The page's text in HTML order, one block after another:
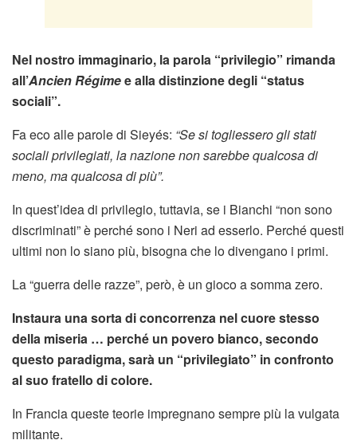
Nel nostro immaginario, la parola “privilegio” rimanda
all’Ancien Régimee alla distinzione degli “status
sociali”.
Fa eco alle parole di Sieyés: “Se si togliessero gli stati
sociali privilegiati, la nazione non sarebbe qualcosa di
meno, ma qualcosa di più”.
In quest’idea di privilegio, tuttavia, se i Bianchi “non sono
discriminati” è perché sono i Neri ad esserlo. Perché questi
ultimi non lo siano più, bisogna che lo divengano i primi.
La “guerra delle razze”, però, è un gioco a somma zero.
Instaura una sorta di concorrenza nel cuore stesso
della miseria … perché un povero bianco, secondo
questo paradigma, sarà un “privilegiato” in confronto
al suo fratello di colore.
In Francia queste teorie impregnano sempre più la vulgata
militante.